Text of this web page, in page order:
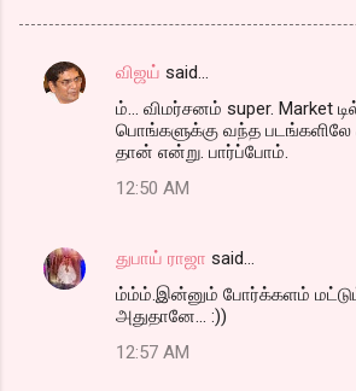
C
n
t
விஜய் said…
ம்... விமர்சனம் super. Market
பொங்களுக்கு வந்த படங்களிலே
தான் என்று. பார்ப்போம்.
12:50 AM
துபாய் ராஜா said…
ம்ம்ம்.இன்னும் போர்க்களம் மட்டும்
அதுதானே... :))
12:57 AM